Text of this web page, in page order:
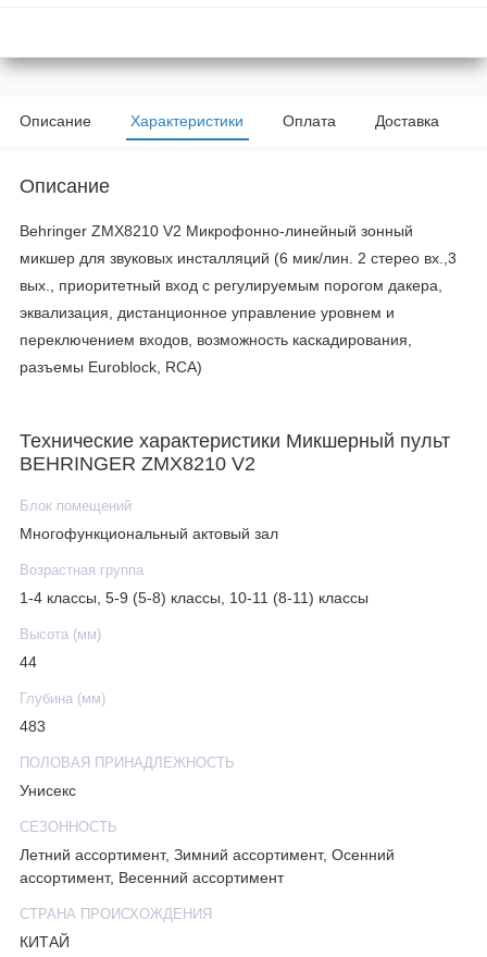
Описание Характеристики Оплата Доставка
Описание
Behringer ZMX8210 V2 Микрофонно-линейный зонный
микшер для звуковых инсталляций (6 мик/лин. 2 стерео вх.,3
вых., приоритетный вход с регулируемым порогом дакера,
эквализация, дистанционное управление уровнем и
переключением входов, возможность каскадирования,
разъемы Euroblock, RCA)
Технические характеристики Микшерный пульт
BEHRINGER ZMX8210 V2
Блок помещений
Многофункциональный актовый зал
Возрастная группа
1-4 классы, 5-9 (5-8) классы, 10-11 (8-11) классы
Высота (мм)
44
Глубина (мм)
483
ПОЛОВАЯ ПРИНАДЛЕЖНОСТЬ
Унисекс
СЕЗОННОСТЬ
Летний ассортимент, Зимний ассортимент, Осенний
ассортимент, Весенний ассортимент
СТРАНА ПРОИСХОЖДЕНИЯ
КИТАЙ